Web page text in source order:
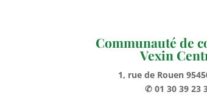
Communauté de
Vexin
1, rue de Rouen
✆ 01 30 39 23